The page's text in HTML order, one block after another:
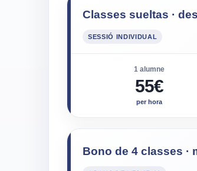
Classes sueltas ·
SESSIÓ INDIVIDUAL
1 alumne
55€
per hora
Bono de 4 classes ·